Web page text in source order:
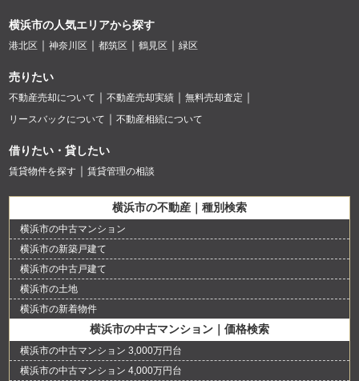
横浜市の人気エリアから探す
港北区 神奈川区 都筑区 鶴見区 緑区
売りたい
不動産売却について 不動産売却実績
無料売却査定
リースバックについて
不動産相続について
借りたい・貸したい
賃貸物件を探す 賃貸管理の相談
横浜市の不動産｜種別検索
横浜市の中古マンション
横浜市の新築戸建て
横浜市の中古戸建て
横浜市の土地
横浜市の新着物件
横浜市の中古マンション｜価格検索
横浜市の中古マンション 3,000万円台
横浜市の中古マンション 4,000万円台